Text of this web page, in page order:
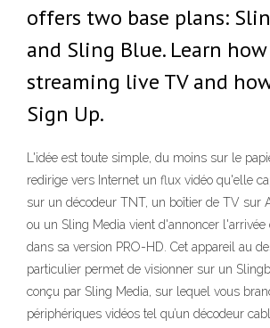
offers two base plans:
and Sling Blue. Learn
streaming live TV and
Sign Up.
L'idée est toute simple, du moins sur le
redirige vers Internet un flux vidéo qu'elle
sur un décodeur TNT, un boîtier de TV sur
ou un Sling Media vient d'annoncer
dans sa version PRO-HD. Cet appareil au
particulier permet de visionner sur un
conçu par Sling Media, sur lequel vous
périphériques vidéos tel qu’un décodeur